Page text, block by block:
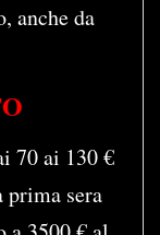
anche da
70 ai 130 €
sera